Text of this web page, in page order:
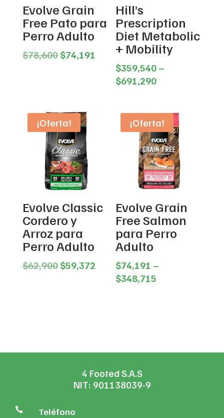
Evolve Grain
Free Pato para
Perro Adulto
$78,600 Original
$74,191 Current
price
Hill’s
Prescription
Diet Metabolic
+ Mobility
$359,540 –
$691,290Price
through
$691,290
¡Oferta!
Evolve Classic
Cordero y
Arroz para
Perro Adulto
$62,900 Original
$59,372Current
price
¡Oferta!
Evolve Grain
Free Salmon
para Perro
Adulto
$74,191 –
$348,715
4 Footed S.A.S
NIT: 901138039-9
 Teléfono